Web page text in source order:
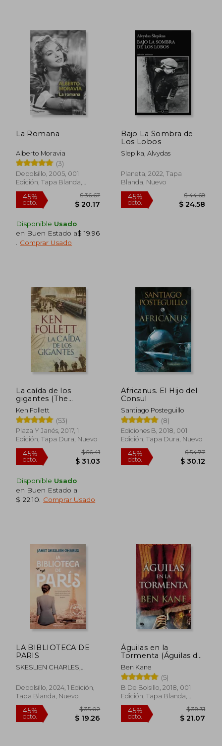
45%
dcto. $ 30.18
40%
dcto.
La Romana
Alberto Moravia
(3)
Debolsillo, 2005, 001
Edición, Tapa Blanda,
Nuevo
45%
dcto.
Disponible Usado
en Buen Estado a$ 19.96
Comprar Usado
Bajo La Sombra de
Los Lobos
Slepika, Alvydas
Planeta, 2022, Tapa
Blanda, Nuevo
45%
dcto.
La caída de los
gigantes (The
Century 1)
Ken Follett
(53)
Plaza Y Janés, 2017, 1
Edición, Tapa Dura, Nuevo
45%
dcto. $ 31.03
Disponible Usado
en Buen Estado a
$ 22.10
Comprar Usado
Africanus. El Hijo del
Consul
Santiago Posteguillo
(8)
Ediciones B, 2018, 001
Edición, Tapa Dura, Nuevo
45%
dcto.
LA BIBLIOTECA DE
PARIS
SKESLIEN CHARLES,
Debolsillo, 2024, 1 Edición,
Tapa Blanda, Nuevo
Águilas en la
Tormenta (Águilas de
Roma 3)
Ben Kane
(5)
B De Bolsillo, 2018, 001
Edición, Tapa Blanda,
Nuevo